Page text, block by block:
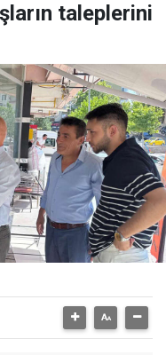
taleplerini